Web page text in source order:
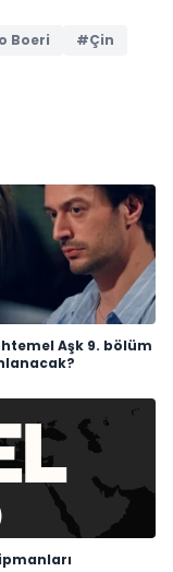
Boeri #Çin
Aşk 9. bölüm